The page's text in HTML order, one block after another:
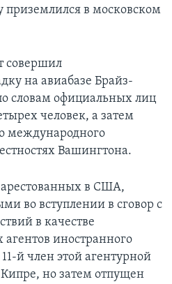
приземлился в московском
совершил
на авиабазе Брайз-
словам официальных лиц
человек, а затем
международного
Вашингтона.
арестованных в США,
во вступлении в сговор с
в качестве
иностранного
й член этой агентурной
но затем отпущен